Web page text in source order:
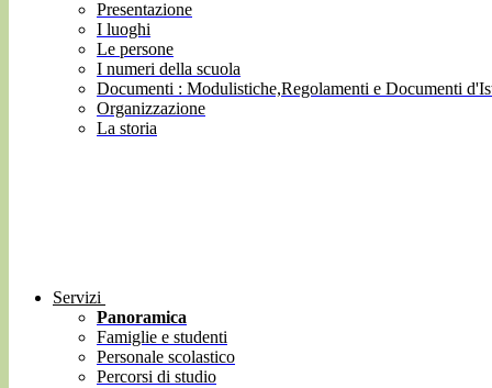
Presentazione
I luoghi
Le persone
I numeri della scuola
Documenti : Modulistiche,Regolamenti e Documenti
Organizzazione
La storia
Servizi
Panoramica
Famiglie e studenti
Personale scolastico
Percorsi di studio